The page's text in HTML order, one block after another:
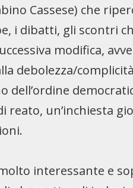
Cassese) che
i dibatti, gli scontri
modifica,
debolezza/
reato, un’inchiesta
interessante e